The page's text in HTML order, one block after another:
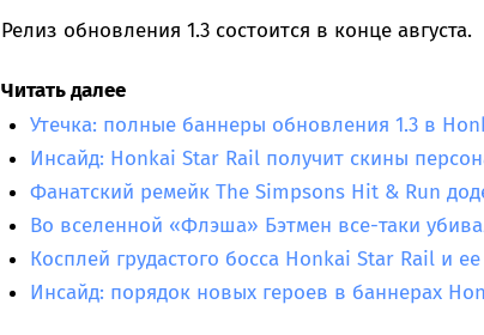
Релиз обновления 1.3 состоится в конце августа.
Читать далее
Утечка: полные баннеры обновления 1.3 в
Инсайд: Honkai Star Rail получит скины
Фанатский ремейк The Simpsons Hit & Run
Во вселенной «Флэша» Бэтмен все-таки
Косплей грудастого босса Honkai Star Rail и
Инсайд: порядок новых героев в баннерах